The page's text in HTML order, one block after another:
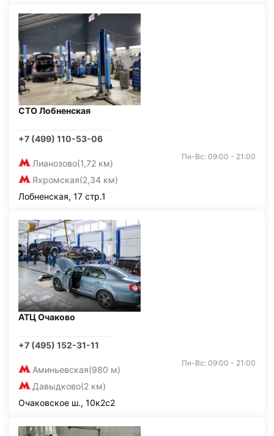
СТО Лобненская
+7 (499) 110-53-06
Лианозово(1,72 км)
Яхромская(2,34 км)
Пн-Вс: 09:00 - 21:00
Лобненская, 17 стр.1
АТЦ Очаково
+7 (495) 152-31-11
Аминьевская(980 м)
Давыдково(2 км)
Пн-Вс: 09:00 - 21:00
Очаковское ш., 10к2с2